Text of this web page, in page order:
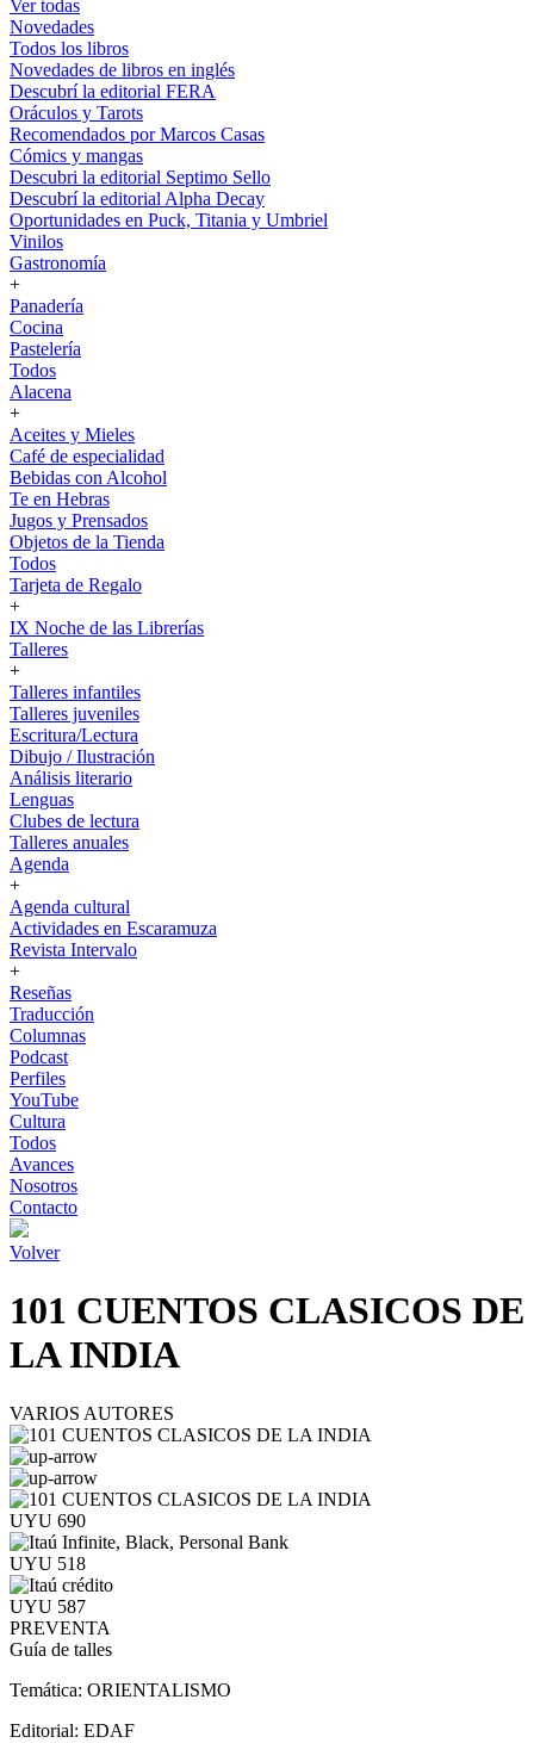
Ver todas
Novedades
Todos los libros
Novedades de libros en inglés
Descubrí la editorial FERA
Oráculos y Tarots
Recomendados por Marcos Casas
Cómics y mangas
Descubri la editorial Septimo Sello
Descubrí la editorial Alpha Decay
Oportunidades en Puck, Titania y Umbriel
Vinilos
Gastronomía
+
Panadería
Cocina
Pastelería
Todos
Alacena
+
Aceites y Mieles
Café de especialidad
Bebidas con Alcohol
Te en Hebras
Jugos y Prensados
Objetos de la Tienda
Todos
Tarjeta de Regalo
+
IX Noche de las Librerías
Talleres
+
Talleres infantiles
Talleres juveniles
Escritura/Lectura
Dibujo / Ilustración
Análisis literario
Lenguas
Clubes de lectura
Talleres anuales
Agenda
+
Agenda cultural
Actividades en Escaramuza
Revista Intervalo
+
Reseñas
Traducción
Columnas
Podcast
Perfiles
YouTube
Cultura
Todos
Avances
Nosotros
Contacto
Volver
101 CUENTOS CLASICOS DE
LA INDIA
VARIOS AUTORES
UYU 690
UYU 518
UYU 587
PREVENTA
Guía de talles
Temática: ORIENTALISMO
Editorial: EDAF